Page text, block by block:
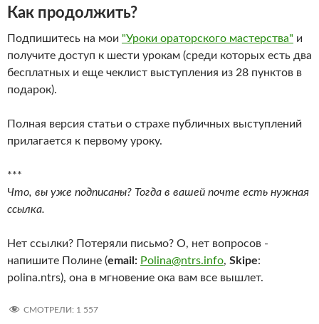
Как продолжить?
Подпишитесь на мои "Уроки ораторского мастерства" и
получите доступ к шести урокам (среди которых есть два
бесплатных и еще чеклист выступления из 28 пунктов в
подарок).
Полная версия статьи о страхе публичных выступлений
прилагается к первому уроку.
***
Что, вы уже подписаны? Тогда в вашей почте есть нужная
ссылка.
Нет ссылки? Потеряли письмо? О, нет вопросов -
напишите Полине (email: Polina@ntrs.info, Skipe:
polina.ntrs), она в мгновение ока вам все вышлет.
СМОТРЕЛИ: 1 557